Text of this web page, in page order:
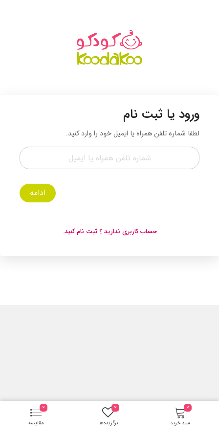
ورود یا ثبت نام
لطفا شماره تلفن همراه یا ایمیل خود را وارد کنید.
ادامه
حساب کاربری ندارید ؟ ثبت نام کنید.
سبد خرید
0
برگزیده‌ها
0
مقایسه
0